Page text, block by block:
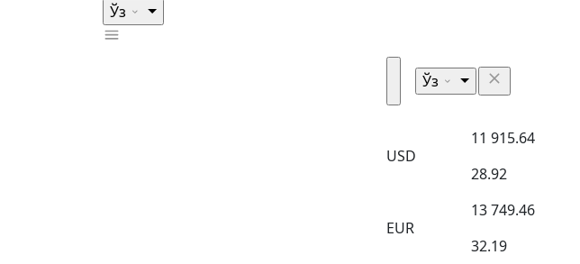
Ўз
Ўз
USD
11 915.64
28.92
EUR
13 749.46
32.19